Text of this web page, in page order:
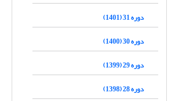
دوره 31 (1401)
دوره 30 (1400)
دوره 29 (1399)
دوره 28 (1398)